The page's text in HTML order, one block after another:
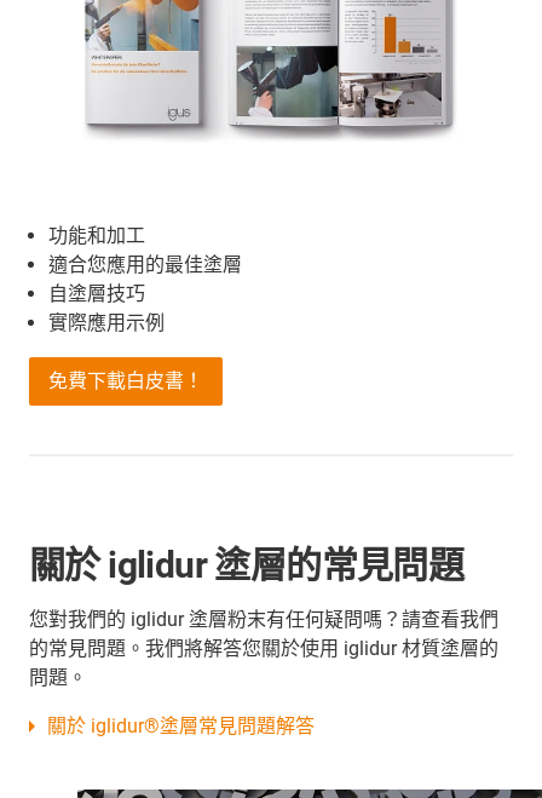
功能和加工
適合您應用的最佳塗層
自塗層技巧
實際應用示例
免費下載白皮書！
關於 iglidur 塗層的常見問題
您對我們的 iglidur 塗層粉末有任何疑問嗎？請查看我們
的常見問題。我們將解答您關於使用 iglidur 材質塗層的
問題。
關於 iglidur®塗層常見問題解答